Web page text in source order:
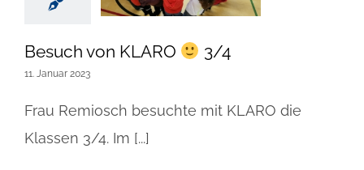
Besuch von KLARO 3/4
11. Januar 2023
Frau Remiosch besuchte mit KLARO die
Klassen 3/4. Im [...]